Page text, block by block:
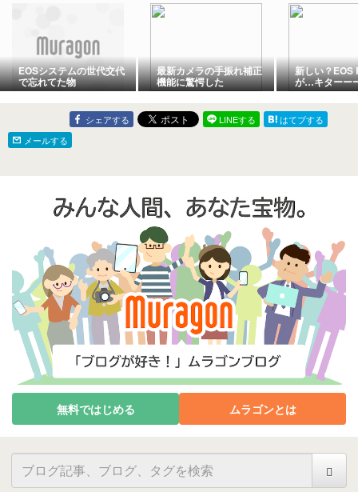
EOSシステムの世代交代
で忘れてた物
最新カメラの手振れ補正
機能に驚愕した
新しい？EOS
が…キターー
シェアする LINEする
はてブする
メールする
無料ではじめる ムラゴンとは